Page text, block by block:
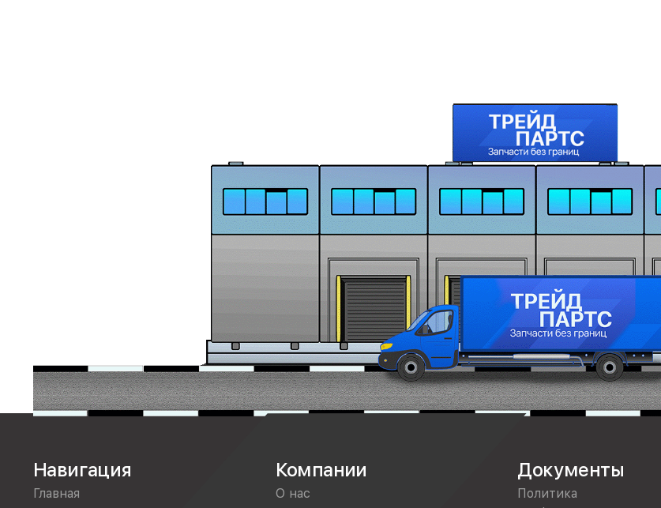
Навигация
Главная
Компании
О нас
Документы
Политика